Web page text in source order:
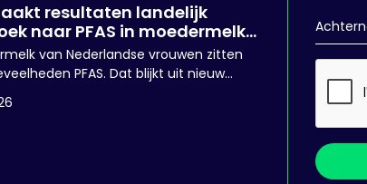
resultaten landelijk
naar PFAS in moedermelk
van Nederlandse vrouwen zitten
PFAS. Dat blijkt uit nieuw
van het RIVM. Het RIVM en het
blijven adviseren om, als dat